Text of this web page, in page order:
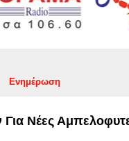
Ενημέρωση
Νέες